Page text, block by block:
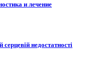
и лечение
недостатності